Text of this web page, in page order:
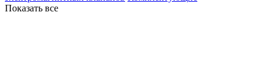
Показать все